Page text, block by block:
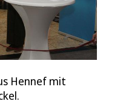
Hennef mit